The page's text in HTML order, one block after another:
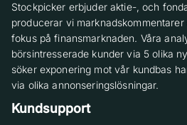
Stockpicker erbjuder aktie-, och
producerar vi
fokus på finansmarknaden. Våra
börsintresserade kunder via 5 olika
söker exponering mot vår kundbas
via olika annonseringslösningar.
Kundsupport